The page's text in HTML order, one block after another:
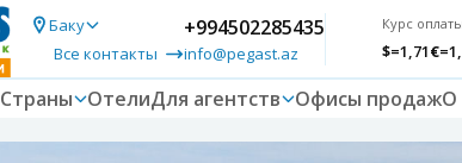
Баку
Все контакты
+994502285435
info@pegast.az
Курс
$=1,71€
Страны ОтелиДля агентств Офисы продажО